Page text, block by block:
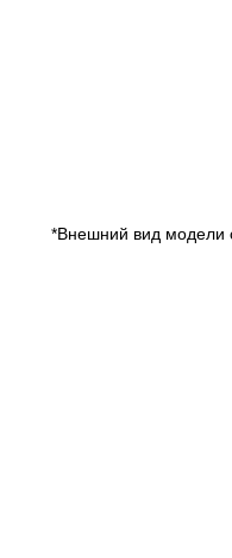
*Внешний вид модели